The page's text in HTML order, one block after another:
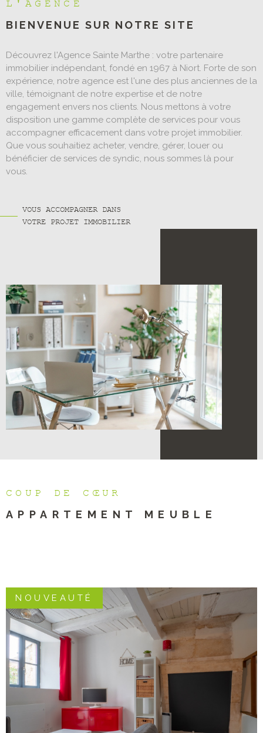
L'AGENCE
BIENVENUE SUR NOTRE SITE
Découvrez l'Agence Sainte Marthe : votre partenaire
immobilier indépendant, fondé en 1967 à Niort. Forte de son
expérience, notre agence est l'une des plus anciennes de la
ville, témoignant de notre expertise et de notre
engagement envers nos clients. Nous mettons à votre
disposition une gamme complète de services pour vous
accompagner efficacement dans votre projet immobilier.
Que vous souhaitiez acheter, vendre, gérer, louer ou
bénéficier de services de syndic, nous sommes là pour
vous.
VOUS ACCOMPAGNER DANS
VOTRE PROJET IMMOBILIER
COUP DE CŒUR
APPARTEMENT MEUBLE
NOUVEAUTÉ